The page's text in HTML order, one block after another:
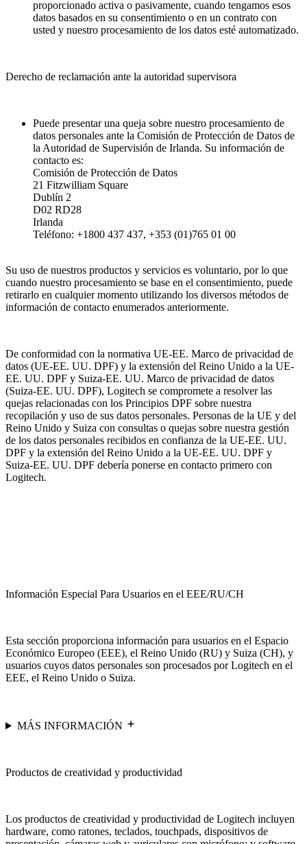
proporcionado activa o pasivamente, cuando tengamos esos
datos basados en su consentimiento o en un contrato con
usted y nuestro procesamiento de los datos esté automatizado.
Derecho de reclamación ante la autoridad supervisora
Puede presentar una queja sobre nuestro procesamiento de
datos personales ante la Comisión de Protección de Datos de
la Autoridad de Supervisión de Irlanda. Su información de
contacto es:
Comisión de Protección de Datos
21 Fitzwilliam Square
Dublín 2
D02 RD28
Irlanda
Teléfono: +1800 437 437, +353 (01)765 01 00
Su uso de nuestros productos y servicios es voluntario, por lo que
cuando nuestro procesamiento se base en el consentimiento, puede
retirarlo en cualquier momento utilizando los diversos métodos de
información de contacto enumerados anteriormente.
De conformidad con la normativa UE-EE. Marco de privacidad de
datos (UE-EE. UU. DPF) y la extensión del Reino Unido a la UE-
EE. UU. DPF y Suiza-EE. UU. Marco de privacidad de datos
(Suiza-EE. UU. DPF), Logitech se compromete a resolver las
quejas relacionadas con los Principios DPF sobre nuestra
recopilación y uso de sus datos personales. Personas de la UE y del
Reino Unido y Suiza con consultas o quejas sobre nuestra gestión
de los datos personales recibidos en confianza de la UE-EE. UU.
DPF y la extensión del Reino Unido a la UE-EE. UU. DPF y
Suiza-EE. UU. DPF debería ponerse en contacto primero con
Logitech.
Información Especial Para Usuarios en el EEE/RU/CH
Esta sección proporciona información para usuarios en el Espacio
Económico Europeo (EEE), el Reino Unido (RU) y Suiza (CH), y
usuarios cuyos datos personales son procesados por Logitech en el
EEE, el Reino Unido o Suiza.
MÁS INFORMACIÓN
Productos de creatividad y productividad
Los productos de creatividad y productividad de Logitech incluyen
hardware, como ratones, teclados, touchpads, dispositivos de